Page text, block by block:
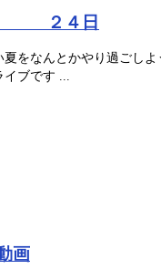
２４日
をなんとかやり過ごし
ブです ...
画